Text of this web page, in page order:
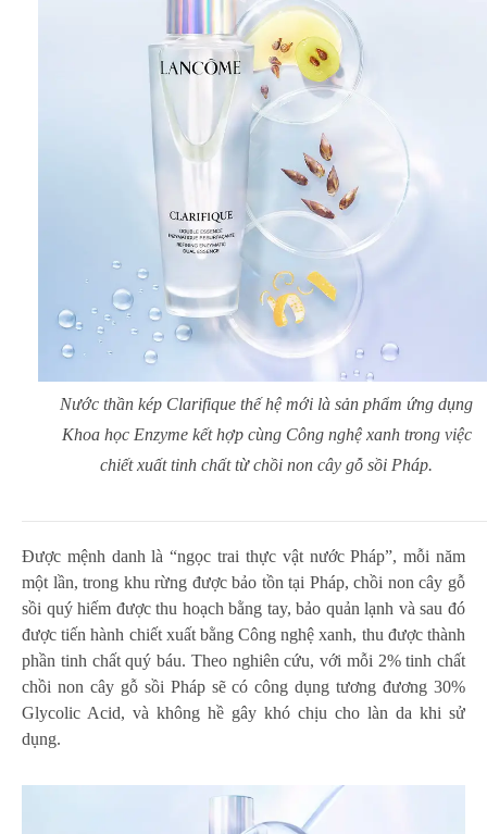
Nước thần kép Clarifique thế hệ mới là sản phẩm ứng dụng
Khoa học Enzyme kết hợp cùng Công nghệ xanh trong việc
chiết xuất tinh chất từ chồi non cây gỗ sồi Pháp.
Được mệnh danh là “ngọc trai thực vật nước Pháp”, mỗi năm
một lần, trong khu rừng được bảo tồn tại Pháp, chồi non cây gỗ
sồi quý hiếm được thu hoạch bằng tay, bảo quản lạnh và sau đó
được tiến hành chiết xuất bằng Công nghệ xanh, thu được thành
phần tinh chất quý báu. Theo nghiên cứu, với mỗi 2% tinh chất
chồi non cây gỗ sồi Pháp sẽ có công dụng tương đương 30%
Glycolic Acid, và không hề gây khó chịu cho làn da khi sử
dụng.